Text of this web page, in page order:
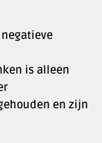
is alleen
en zijn